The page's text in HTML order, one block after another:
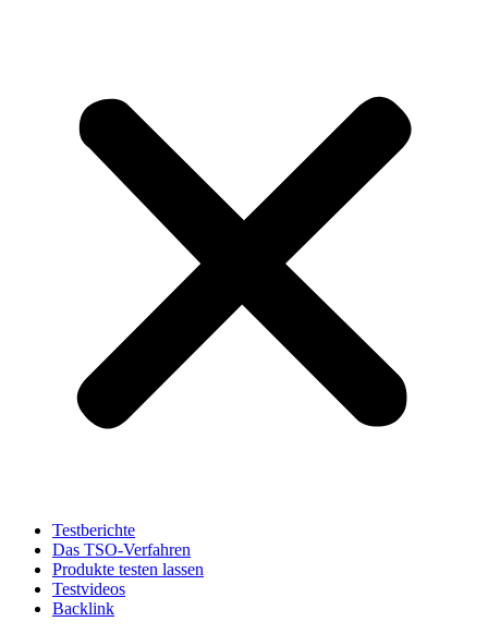
Testberichte
Das TSO-Verfahren
Produkte testen lassen
Testvideos
Backlink